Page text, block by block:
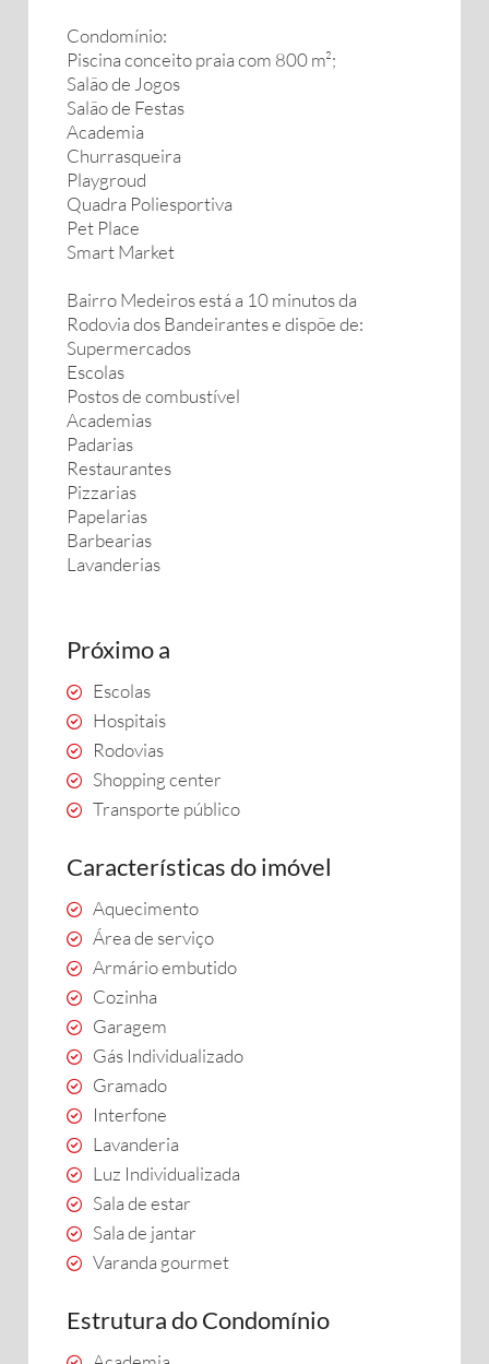
Condomínio:
Piscina conceito praia com 800 m²;
Salão de Jogos
Salão de Festas
Academia
Churrasqueira
Playgroud
Quadra Poliesportiva
Pet Place
Smart Market
Bairro Medeiros está a 10 minutos da
Rodovia dos Bandeirantes e dispõe de:
Supermercados
Escolas
Postos de combustível
Academias
Padarias
Restaurantes
Pizzarias
Papelarias
Barbearias
Lavanderias
Próximo a
Escolas
Hospitais
Rodovias
Shopping center
Transporte público
Características do imóvel
Aquecimento
Área de serviço
Armário embutido
Cozinha
Garagem
Gás Individualizado
Gramado
Interfone
Lavanderia
Luz Individualizada
Sala de estar
Sala de jantar
Varanda gourmet
Estrutura do Condomínio